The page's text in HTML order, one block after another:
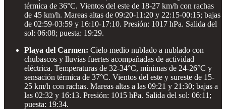
térmica de 36°C. Vientos del este de 18-27 km/h con rachas
de 45 km/h. Mareas altas de 09:20-11:20 y 22:15-00:15; bajas
de 02:59-03:59 y 16:10-17:10. Presión: 1017 hPa. Salida del
sol: 06:08; puesta: 19:29.
Playa del Carmen: Cielo medio nublado a nublado con
chubascos y lluvias fuertes acompañadas de actividad
eléctrica. Temperaturas de 32-34°C, mínimas de 24-26°C y
sensación térmica de 37°C. Vientos del este y sureste de 15-
25 km/h con rachas. Mareas altas a las 09:21 y 21:30; bajas a
las 02:32 y 16:13. Presión: 1015 hPa. Salida del sol: 06:11;
puesta: 19:34.